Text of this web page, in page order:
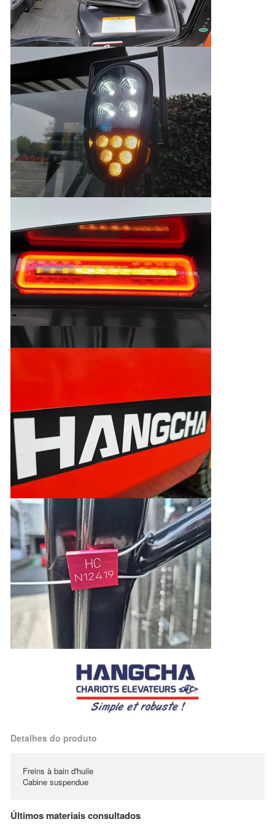
Detalhes do produto
Freins à bain d'huile
Cabine suspendue
Últimos materiais consultados